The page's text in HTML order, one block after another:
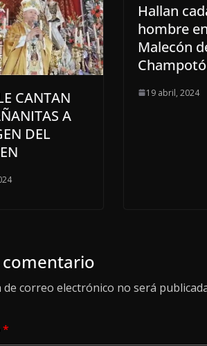
CANTAN
A
DEL
Hallan
hombre
Malecón
19 abril, 2024
comentario
de correo electrónico no será
*